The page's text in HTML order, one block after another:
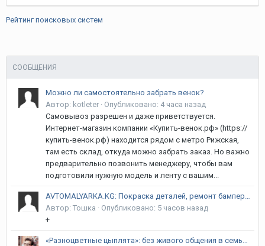
Рейтинг поисковых систем
СООБЩЕНИЯ
Можно ли самостоятельно забрать венок?
Автор: kotleter · Опубликовано: 4 часа назад
Самовывоз разрешен и даже приветствуется.
Интернет-магазин компании «Купить-венок.рф» (https://
купить-венок.рф) находится рядом с метро Рижская,
там есть склад, откуда можно забрать заказ. Но важно
предварительно позвонить менеджеру, чтобы вам
подготовили нужную модель и ленту с вашим...
AVTOMALYARKA.KG: Покраска деталей, ремонт бамперов, рихтовка и полировка в Бишкеке | Гарантия 12 месяцев! Курманжан Датка (Алма-Атинская) / Объездная
Автор: Тошка · Опубликовано: 5 часов назад
+
«Разноцветные цыплята»: без живого общения в семье речь ребёнка не сформируется, уверена сооснователь